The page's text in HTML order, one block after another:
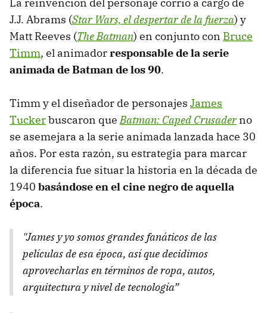
La reinvención del personaje corrió a cargo de
J.J. Abrams (Star Wars, el despertar de la fuerza) y
Matt Reeves (The Batman) en conjunto con Bruce
Timm, el animadorresponsable de la serie
animada de Batman de los 90.
Timm y el diseñador de personajes James
Tuckerbuscaron queBatman: Caped Crusaderno
se asemejara a la serie animada lanzada hace 30
años. Por esta razón, su estrategia para marcar
la diferencia fue situar la historia en la década de
1940 basándose en el cine negro de aquella
época.
"James y yo somos grandes fanáticos de las
películas de esa época, así que decidimos
aprovecharlas en términos de ropa, autos,
arquitectura y nivel de tecnología”